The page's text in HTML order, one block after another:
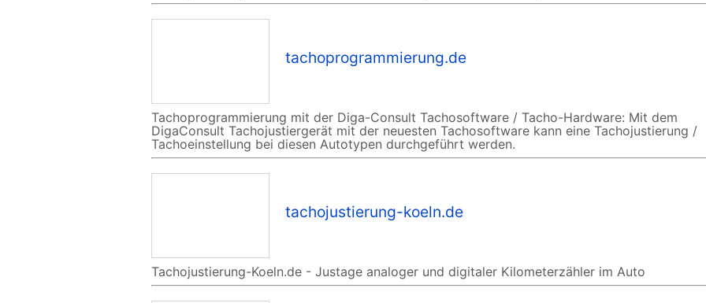
tachoprogrammierung.de
Tachoprogrammierung mit der Diga-Consult Tachosoftware / Tacho-Hardware: Mit dem
DigaConsult Tachojustiergerät mit der neuesten Tachosoftware kann eine Tachojustierung /
Tachoeinstellung bei diesen Autotypen durchgeführt werden.
tachojustierung-koeln.de
Tachojustierung-Koeln.de - Justage analoger und digitaler Kilometerzähler im Auto